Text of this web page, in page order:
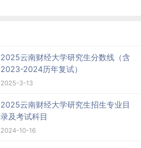
2025云南财经大学研究生分数线（含
2023-2024历年复试）
2025-3-13
2025云南财经大学研究生招生专业目
录及考试科目
2024-10-16